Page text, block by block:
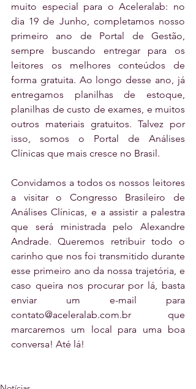
muito especial para o Aceleralab: no
dia 19 de Junho, completamos nosso
primeiro ano de Portal de Gestão,
sempre buscando entregar para os
leitores os melhores conteúdos de
forma gratuita. Ao longo desse ano, já
entregamos planilhas de estoque,
planilhas de custo de exames, e muitos
outros materiais gratuitos. Talvez por
isso, somos o Portal de Análises
Clínicas que mais cresce no Brasil.
Convidamos a todos os nossos leitores
a visitar o Congresso Brasileiro de
Análises Clínicas, e a assistir a palestra
que será ministrada pelo Alexandre
Andrade. Queremos retribuir todo o
carinho que nos foi transmitido durante
esse primeiro ano da nossa trajetória, e
caso queira nos procurar por lá, basta
enviar um e-mail para
contato@aceleralab.com.br que
marcaremos um local para uma boa
conversa! Até lá!